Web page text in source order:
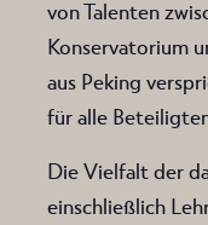
von Talenten
Konservatorium
aus Peking
für alle
Die Vielfalt der
einschließlich